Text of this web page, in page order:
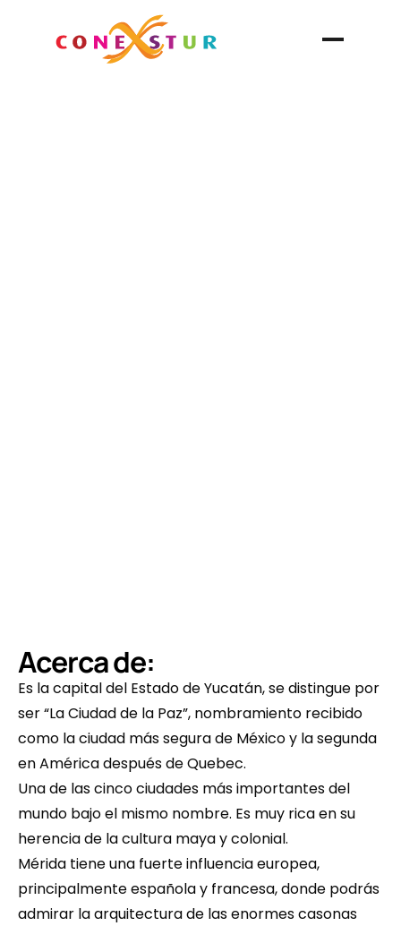
Acerca de:
Es la capital del Estado de Yucatán, se distingue por
ser “La Ciudad de la Paz”, nombramiento recibido
como la ciudad más segura de México y la segunda
en América después de Quebec.
Una de las cinco ciudades más importantes del
mundo bajo el mismo nombre. Es muy rica en su
herencia de la cultura maya y colonial.
Mérida tiene una fuerte influencia europea,
principalmente española y francesa, donde podrás
admirar la arquitectura de las enormes casonas